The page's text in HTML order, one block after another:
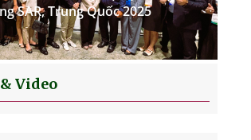
SAR, Trung Quốc 2025
Video